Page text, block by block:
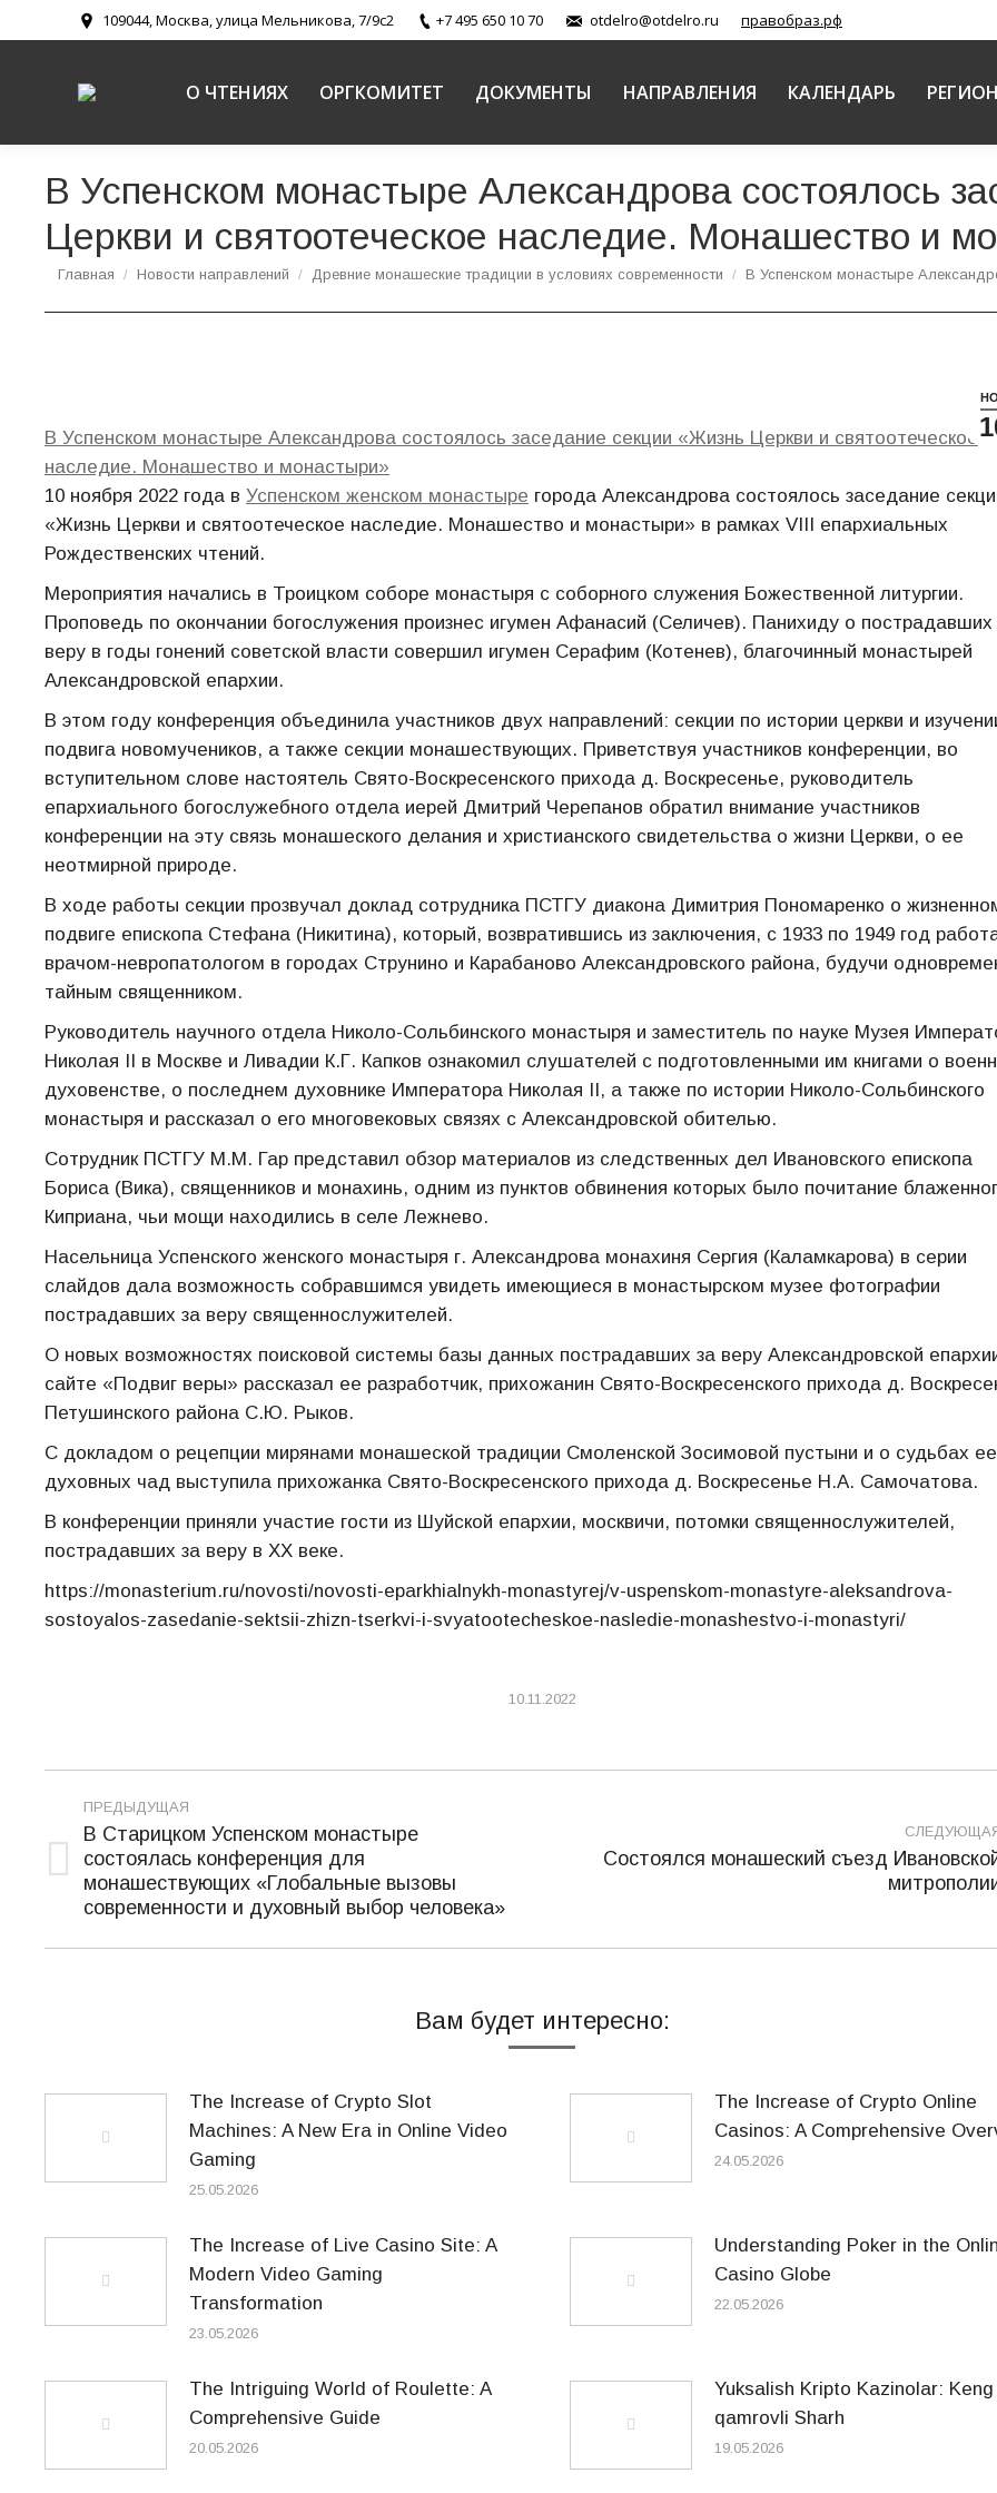
109044, Москва, улица Мельникова, 7/9с2 +7 495 650 10 70 otdelro@otdelro.ru правобраз.рф
О ЧТЕНИЯХ ОРГКОМИТЕТ ДОКУМЕНТЫ НАПРАВЛЕНИЯ КАЛЕНДАРЬ
В Успенском монастыре Александрова состоялось
Церкви и святоотеческое наследие. Монашество и
Вы здесь:
Главная Новости направлений Древние монашеские традиции в условиях современности В Успенском монастыре
В Успенском монастыре Александрова состоялось заседание секции «Жизнь Церкви и святоотеческое
наследие. Монашество и монастыри»
10 ноября 2022 года в Успенском женском монастыре города Александрова состоялось заседание
«Жизнь Церкви и святоотеческое наследие. Монашество и монастыри» в рамках VIII епархиальных
Рождественских чтений.
Мероприятия начались в Троицком соборе монастыря с соборного служения Божественной литургии.
Проповедь по окончании богослужения произнес игумен Афанасий (Селичев). Панихиду о пострадавших
веру в годы гонений советской власти совершил игумен Серафим (Котенев), благочинный монастырей
Александровской епархии.
В этом году конференция объединила участников двух направлений: секции по истории церкви и
подвига новомучеников, а также секции монашествующих. Приветствуя участников конференции, во
вступительном слове настоятель Свято-Воскресенского прихода д. Воскресенье, руководитель
епархиального богослужебного отдела иерей Дмитрий Черепанов обратил внимание участников
конференции на эту связь монашеского делания и христианского свидетельства о жизни Церкви, о ее
неотмирной природе.
В ходе работы секции прозвучал доклад сотрудника ПСТГУ диакона Димитрия Пономаренко о
подвиге епископа Стефана (Никитина), который, возвратившись из заключения, с 1933 по 1949 год
врачом-невропатологом в городах Струнино и Карабаново Александровского района, будучи
тайным священником.
Руководитель научного отдела Николо-Сольбинского монастыря и заместитель по науке Музея
Николая II в Москве и Ливадии К.Г. Капков ознакомил слушателей с подготовленными им книгами о
духовенстве, о последнем духовнике Императора Николая II, а также по истории Николо-Сольбинского
монастыря и рассказал о его многовековых связях с Александровской обителью.
Сотрудник ПСТГУ М.М. Гар представил обзор материалов из следственных дел Ивановского епископа
Бориса (Вика), священников и монахинь, одним из пунктов обвинения которых было почитание
Киприана, чьи мощи находились в селе Лежнево.
Насельница Успенского женского монастыря г. Александрова монахиня Сергия (Каламкарова) в серии
слайдов дала возможность собравшимся увидеть имеющиеся в монастырском музее фотографии
пострадавших за веру священнослужителей.
О новых возможностях поисковой системы базы данных пострадавших за веру Александровской
сайте «Подвиг веры» рассказал ее разработчик, прихожанин Свято-Воскресенского прихода д.
Петушинского района С.Ю. Рыков.
С докладом о рецепции мирянами монашеской традиции Смоленской Зосимовой пустыни и о судьбах ее
духовных чад выступила прихожанка Свято-Воскресенского прихода д. Воскресенье Н.А. Самочатова.
В конференции приняли участие гости из Шуйской епархии, москвичи, потомки священнослужителей,
пострадавших за веру в XX веке.
https://monasterium.ru/novosti/novosti-eparkhialnykh-monastyrej/v-uspenskom-monastyre-aleksandrova-
sostoyalos-zasedanie-sektsii-zhizn-tserkvi-i-svyatootecheskoe-nasledie-monashestvo-i-monastyri/
10.11.2022
Навигация
по
записям
ПРЕДЫДУЩАЯ
Предыдущая
запись:
В Старицком Успенском монастыре
состоялась конференция для
монашествующих «Глобальные вызовы
современности и духовный выбор человека»
Следующая
Состоялся монашеский съезд
Вам будет интересно:
The Increase of Crypto Slot
Machines: A New Era in Online Video
Gaming
25.05.2026
The Increase of Crypto Online
Casinos: A Comprehensive
24.05.2026
The Increase of Live Casino Site: A
Modern Video Gaming
Transformation
23.05.2026
Understanding Poker in the
Casino Globe
22.05.2026
The Intriguing World of Roulette: A
Comprehensive Guide
20.05.2026
Yuksalish Kripto Kazinolar: Keng
qamrovli Sharh
19.05.2026